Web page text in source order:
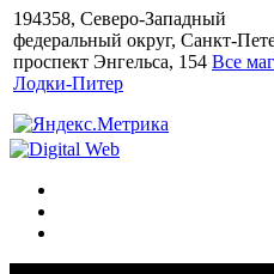
194358, Северо-Западный
федеральный округ, Санкт-
проспект Энгельса, 154 Все
Лодки-Питер